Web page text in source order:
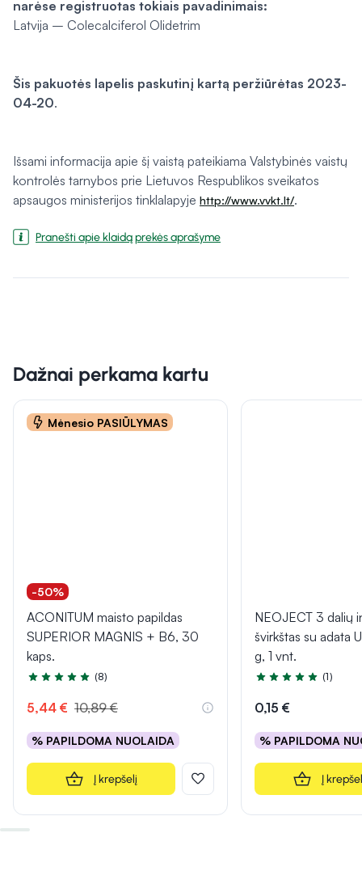
narėse registruotas tokiais pavadinimais:
Latvija – Colecalciferol Olidetrim
Šis pakuotės lapelis paskutinį kartą peržiūrėtas 2023-
04-20.
Išsami informacija apie šį vaistą pateikiama Valstybinės vaistų
kontrolės tarnybos prie Lietuvos Respublikos sveikatos
apsaugos ministerijos tinklalapyje http://www.vvkt.lt/.
Pranešti apie klaidą prekės aprašyme
Dažnai perkama kartu
Mėnesio PASIŪLYMAS
-50%
ACONITUM maisto papildas
SUPERIOR MAGNIS + B6, 30
kaps.
Įvertinimas 5.0 iš 5
(8)
5,44 € 10,89 €
% PAPILDOMA NUOLAIDA
Į krepšelį
NEOJECT 3 dalių
švirkštas su adata
g, 1 vnt.
Įvertinimas 5.0 iš 5
(1)
0,15 €
% PAPILDOMA
Į